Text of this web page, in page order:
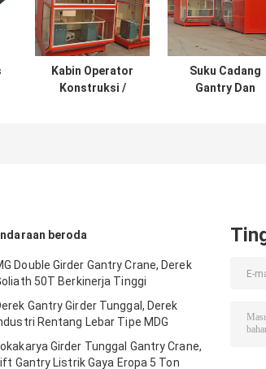
Kabin Operator
Konstruksi /
Suku Cadang
Gantry Dan
beroda
Double Girder Gantry Crane, Derek
50T Berkinerja Tinggi
Gantry Girder Tunggal, Derek
Rentang Lebar Tipe MDG
Girder Tunggal Gantry Crane,
Gantry Listrik Gaya Eropa 5 Ton